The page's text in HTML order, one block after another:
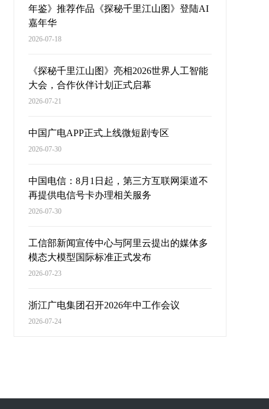
年鉴》推荐作品《探秘千里江山图》登陆AI
嘉年华
2026-07-18
《探秘千里江山图》亮相2026世界人工智能
大会，合作伙伴计划正式启幕
2026-07-21
中国广电APP正式上线微短剧专区
2026-07-30
中国电信：8月1日起，第三方互联网渠道不
再提供电信号卡办理相关服务
2026-07-30
工信部新闻宣传中心与阿里云提出的媒体多
模态大模型国际标准正式发布
2026-07-23
浙江广电集团召开2026年中工作会议
2026-07-24